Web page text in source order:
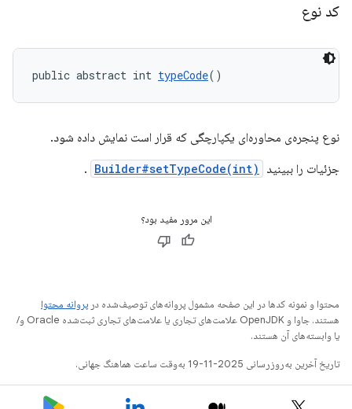
کد نوع
public abstract int typeCode()
نوع پنجره‌ی محاوره‌ای یکپارچگی که قرار است نمایش داده شود.
جزئیات را ببینید
Builder#setTypeCode(int)
.
این مرور مفید بود؟
محتوا و نمونه کدها در این صفحه مشمول پروانه‌های توصیف‌شده در پروانه محتوا
هستند. جاوا و OpenJDK علامت‌های تجاری یا علامت‌های تجاری ثبت‌شده Oracle و/
یا وابسته‌های آن هستند.
تاریخ آخرین به‌روزرسانی 2025-11-19 به‌وقت ساعت هماهنگ جهانی.